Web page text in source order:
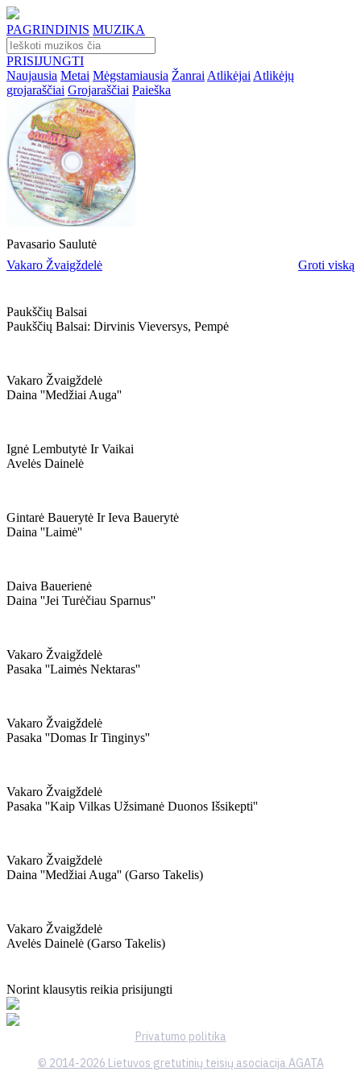
PAGRINDINIS MUZIKA
PRISIJUNGTI
Naujausia Metai Mėgstamiausia Žanrai Atlikėjai Atlikėjų
grojaraščiai Grojaraščiai Paieška
Pavasario Saulutė
Vakaro Žvaigždelė
Groti viską
Paukščių Balsai
Paukščių Balsai: Dirvinis Vieversys, Pempė
Vakaro Žvaigždelė
Daina ''medžiai Auga''
Ignė Lembutytė Ir Vaikai
Avelės Dainelė
Gintarė Bauerytė Ir Ieva Bauerytė
Daina ''laimė''
Daiva Bauerienė
Daina ''jei Turėčiau Sparnus''
Vakaro Žvaigždelė
Pasaka ''laimės Nektaras''
Vakaro Žvaigždelė
Pasaka ''domas Ir Tinginys''
Vakaro Žvaigždelė
Pasaka ''kaip Vilkas Užsimanė Duonos Išsikepti''
Vakaro Žvaigždelė
Daina ''medžiai Auga'' (garso Takelis)
Vakaro Žvaigždelė
Avelės Dainelė (garso Takelis)
Norint klausytis reikia prisijungti
Privatumo politika
© 2014-2026 Lietuvos gretutinių teisių asociacija AGATA